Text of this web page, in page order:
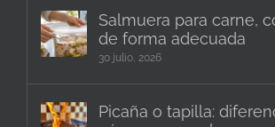
Salmuera para carne,
de forma adecuada
30 julio, 2026
Picaña o tapilla: